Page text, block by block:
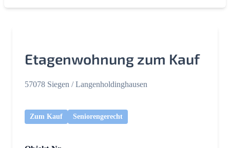
Etagenwohnung zum Kauf
57078 Siegen / Langenholdinghausen
Zum Kauf Seniorengerecht